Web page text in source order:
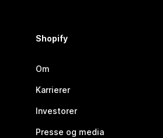
Shopify
Om
Karrierer
Investorer
Presse og media